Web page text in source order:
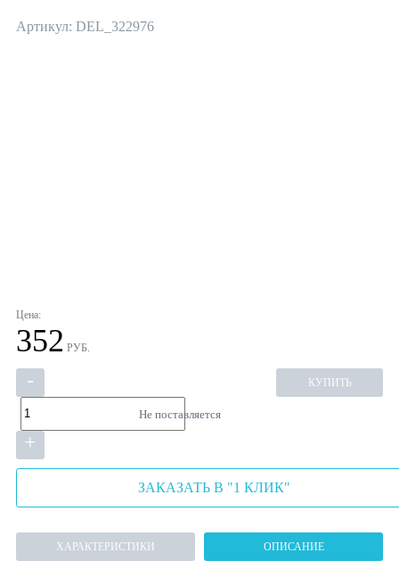
Артикул: DEL_322976
Цена:
352 РУБ.
-
+
КУПИТЬ
Не поставляется
ЗАКАЗАТЬ В "1 КЛИК"
ХАРАКТЕРИСТИКИ ОПИСАНИЕ